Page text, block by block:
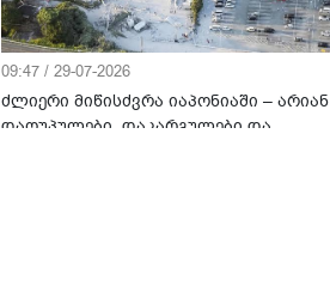
09:47 / 29-07-2026
ძლიერი მიწისძვრა იაპონიაში – არიან
დაღუპულები, დაკარგულები და